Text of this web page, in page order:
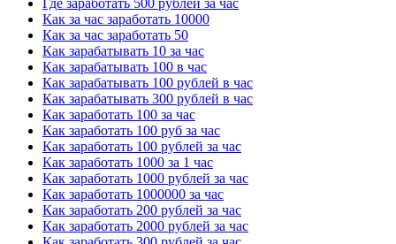
Где заработать 500 рублей за час
Как за час заработать 10000
Как за час заработать 50
Как зарабатывать 10 за час
Как зарабатывать 100 в час
Как зарабатывать 100 рублей в час
Как зарабатывать 300 рублей в час
Как заработать 100 за час
Как заработать 100 руб за час
Как заработать 100 рублей за час
Как заработать 1000 за 1 час
Как заработать 1000 рублей за час
Как заработать 1000000 за час
Как заработать 200 рублей за час
Как заработать 2000 рублей за час